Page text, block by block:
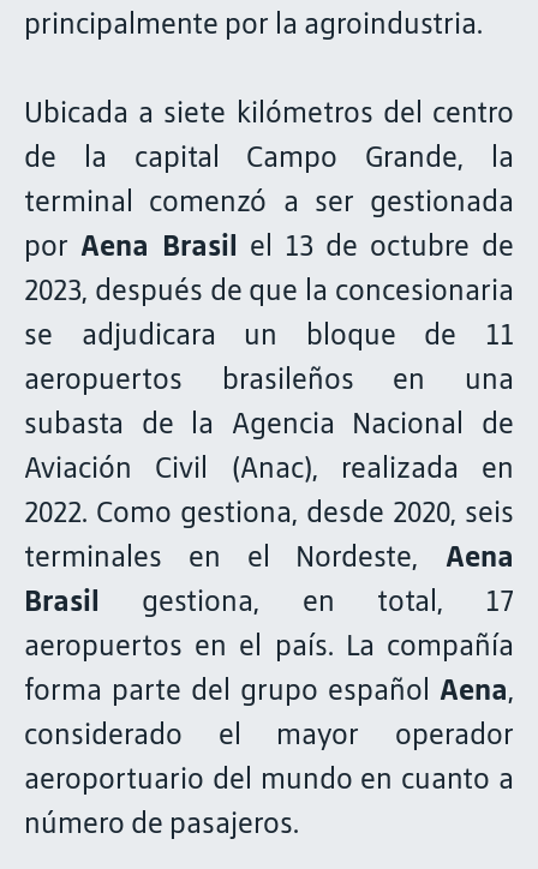
principalmente por la agroindustria.
Ubicada a siete kilómetros del centro
de la capital Campo Grande, la
terminal comenzó a ser gestionada
por Aena Brasil el 13 de octubre de
2023, después de que la concesionaria
se adjudicara un bloque de 11
aeropuertos brasileños en una
subasta de la Agencia Nacional de
Aviación Civil (Anac), realizada en
2022. Como gestiona, desde 2020, seis
terminales en el Nordeste, Aena
Brasil gestiona, en total, 17
aeropuertos en el país. La compañía
forma parte del grupo español Aena,
considerado el mayor operador
aeroportuario del mundo en cuanto a
número de pasajeros.